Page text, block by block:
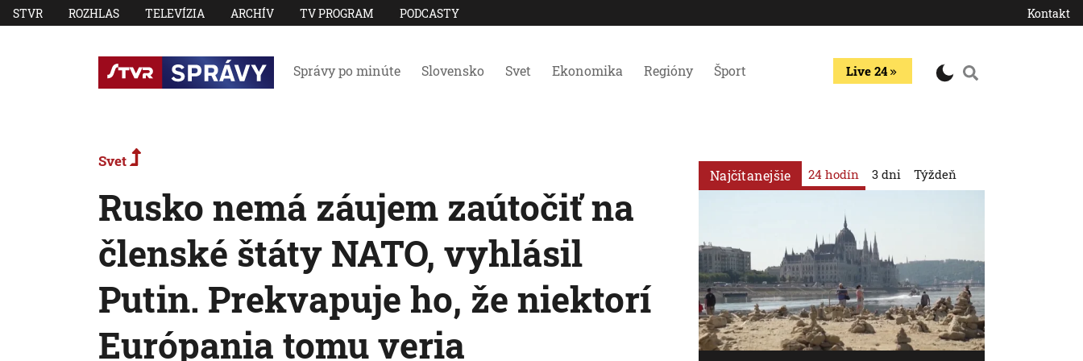
STVR ROZHLAS TELEVÍZIA ARCHÍV TV PROGRAM PODCASTY Kontakt
Správy po minúte Slovensko Svet Ekonomika Regióny Šport Live 24
Svet
Rusko nemá záujem zaútočiť na
členské štáty NATO, vyhlásil
Putin. Prekvapuje ho, že niektorí
Európania tomu veria
Najčítanejšie 24 hodín 3 dni Týždeň